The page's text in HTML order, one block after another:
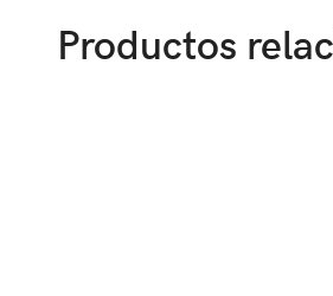
Productos